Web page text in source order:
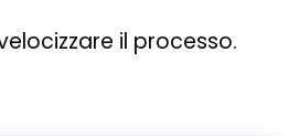
il processo.
Titanium quantità